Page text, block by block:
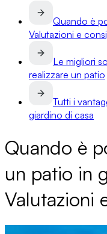
Quando è
Valutazioni e
Le migliori
realizzare un patio
Tutti i
giardino di casa
Quando è
un patio in
Valutazioni